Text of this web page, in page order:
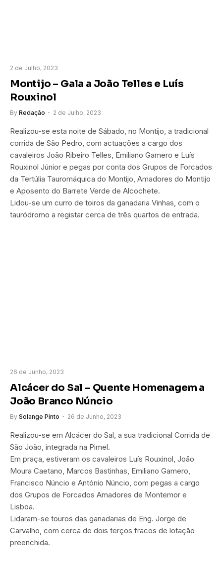
2 de Julho, 2023
Montijo – Gala a João Telles e Luís
Rouxinol
By Redação 2 de Julho, 2023
Realizou-se esta noite de Sábado, no Montijo, a tradicional
corrida de São Pedro, com actuações a cargo dos
cavaleiros João Ribeiro Telles, Emiliano Gamero e Luís
Rouxinol Júnior e pegas por conta dos Grupos de Forcados
da Tertúlia Tauromáquica do Montijo, Amadores do Montijo
e Aposento do Barrete Verde de Alcochete.
Lidou-se um curro de toiros da ganadaria Vinhas, com o
tauródromo a registar cerca de três quartos de entrada.
26 de Junho, 2023
Alcácer do Sal – Quente Homenagem a
João Branco Núncio
By Solange Pinto 26 de Junho, 2023
Realizou-se em Alcácer do Sal, a sua tradicional Corrida de
São João, integrada na Pimel.
Em praça, estiveram os cavaleiros Luís Rouxinol, João
Moura Caetano, Marcos Bastinhas, Emiliano Gamero,
Francisco Núncio e António Núncio, com pegas a cargo
dos Grupos de Forcados Amadores de Montemor e
Lisboa.
Lidaram-se touros das ganadarias de Eng. Jorge de
Carvalho, com cerca de dois terços fracos de lotação
preenchida.